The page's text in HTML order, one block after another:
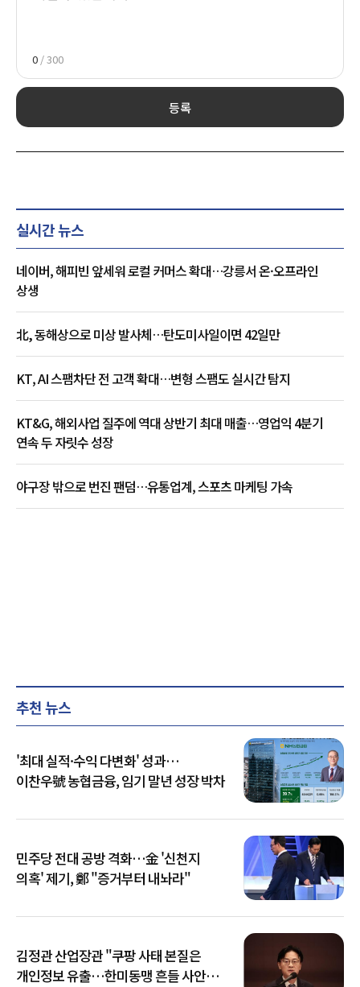
0 / 300
등록
실시간 뉴스
네이버, 해피빈 앞세워 로컬 커머스 확대…강릉서 온·오프라인
상생
北, 동해상으로 미상 발사체…탄도미사일이면 42일만
KT, AI 스팸차단 전 고객 확대…변형 스팸도 실시간 탐지
KT&G, 해외사업 질주에 역대 상반기 최대 매출…영업익 4분기
연속 두 자릿수 성장
야구장 밖으로 번진 팬덤…유통업계, 스포츠 마케팅 가속
추천 뉴스
'최대 실적·수익 다변화' 성과…
이찬우號 농협금융, 임기 말년 성장 박차
민주당 전대 공방 격화…金 '신천지
의혹' 제기, 鄭 "증거부터 내놔라"
김정관 산업장관 "쿠팡 사태 본질은
개인정보 유출…한미동맹 흔들 사안